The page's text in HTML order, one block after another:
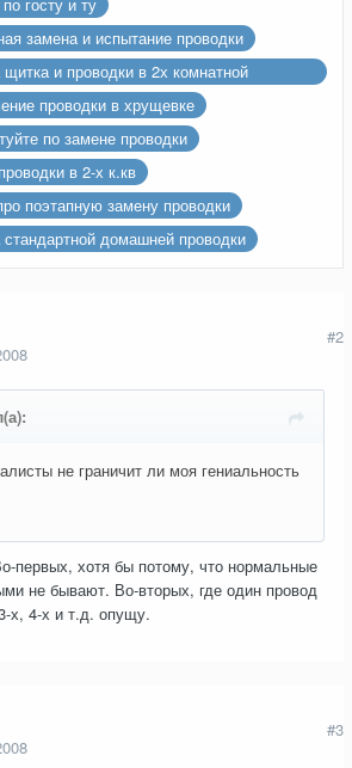
госту и ту
замена и испытание проводки
и проводки в 2х комнатной
проводки в хрущевке
по замене проводки
в 2-х к.кв
поэтапную замену проводки
домашней проводки
#2
не граничит ли моя гениальность
первых, хотя бы потому, что нормальные
не бывают. Во-вторых, где один провод
х, 4-х и т.д. опущу.
#3